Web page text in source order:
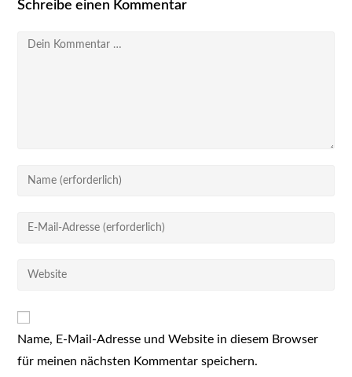
Schreibe einen Kommentar
Kommentar
Gib
oder
zum
ein
Gib
Mail-
Kommentieren
ein
Gib
URL
ein
(optional)
Name, E-Mail-Adresse und Website in diesem Browser
für meinen nächsten Kommentar speichern.